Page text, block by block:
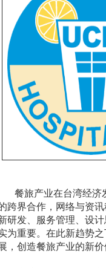
餐旅产业在台湾经济
跨界合作，网络与资
研发、服务管理、设
为重要。在此新趋势
，创造餐旅产业的新